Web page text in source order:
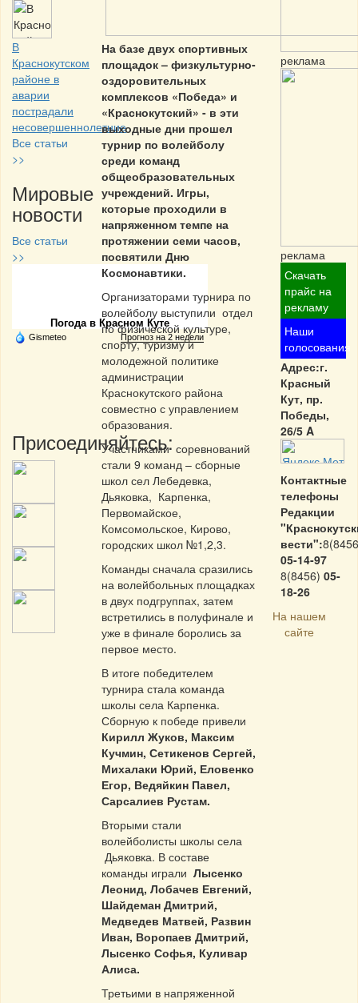
В
Краснокутском
районе в
аварии
пострадали
несовершеннолетние
Все статьи
>>
Мировые
новости
Все статьи
>>
Частная реклама
Погода в Красном Куте
Gismeteo Прогноз на 2 недели
Присоединяйтесь:
На базе двух спортивных
площадок – физкультурно-
оздоровительных
комплексов «Победа» и
«Краснокутский» - в эти
выходные дни прошел
турнир по волейболу
среди команд
общеобразовательных
учреждений. Игры,
которые проходили в
напряженном темпе на
протяжении семи часов,
посвятили Дню
Космонавтики.
Организаторами турнира по
волейболу выступили отдел
по физической культуре,
спорту, туризму и
молодежной политике
администрации
Краснокутского района
совместно с управлением
образования.
Участниками соревнований
стали 9 команд – сборные
школ сел Лебедевка,
Дьяковка, Карпенка,
Первомайское,
Комсомольское, Кирово,
городских школ №1,2,3.
Команды сначала сразились
на волейбольных площадках
в двух подгруппах, затем
встретились в полуфинале и
уже в финале боролись за
первое место.
В итоге победителем
турнира стала команда
школы села Карпенка.
Сборную к победе привели
Кирилл Жуков, Максим
Кучмин, Сетикенов Сергей,
Михалаки Юрий, Еловенко
Егор, Ведяйкин Павел,
Сарсалиев Рустам.
Вторыми стали
волейболисты школы села
Дьяковка. В составе
команды играли Лысенко
Леонид, Лобачев Евгений,
Шайдеман Дмитрий,
Медведев Матвей, Развин
Иван, Воропаев Дмитрий,
Лысенко Софья, Куливар
Алиса.
Третьими в напряженной
реклама
реклама
Скачать
прайс на
рекламу
Наши
голосования
Адрес:г.
Красный
Кут, пр.
Победы,
26/5 A
Контактные
телефоны
Редакции
вести":
05-14-97
8(8456) 05-
18-26
На нашем
сайте